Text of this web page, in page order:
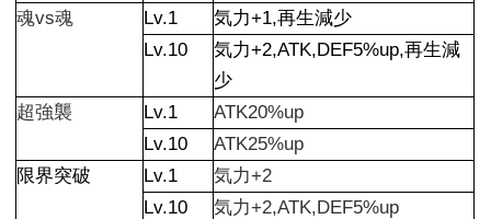
魂vs魂
Lv.1
気力+1,再生減少
Lv.10
気力+2,ATK,DEF5%up,再生減
少
超強襲
Lv.1
ATK20%up
Lv.10
ATK25%up
限界突破
Lv.1
気力+2
Lv.10
気力+2,ATK,DEF5%up